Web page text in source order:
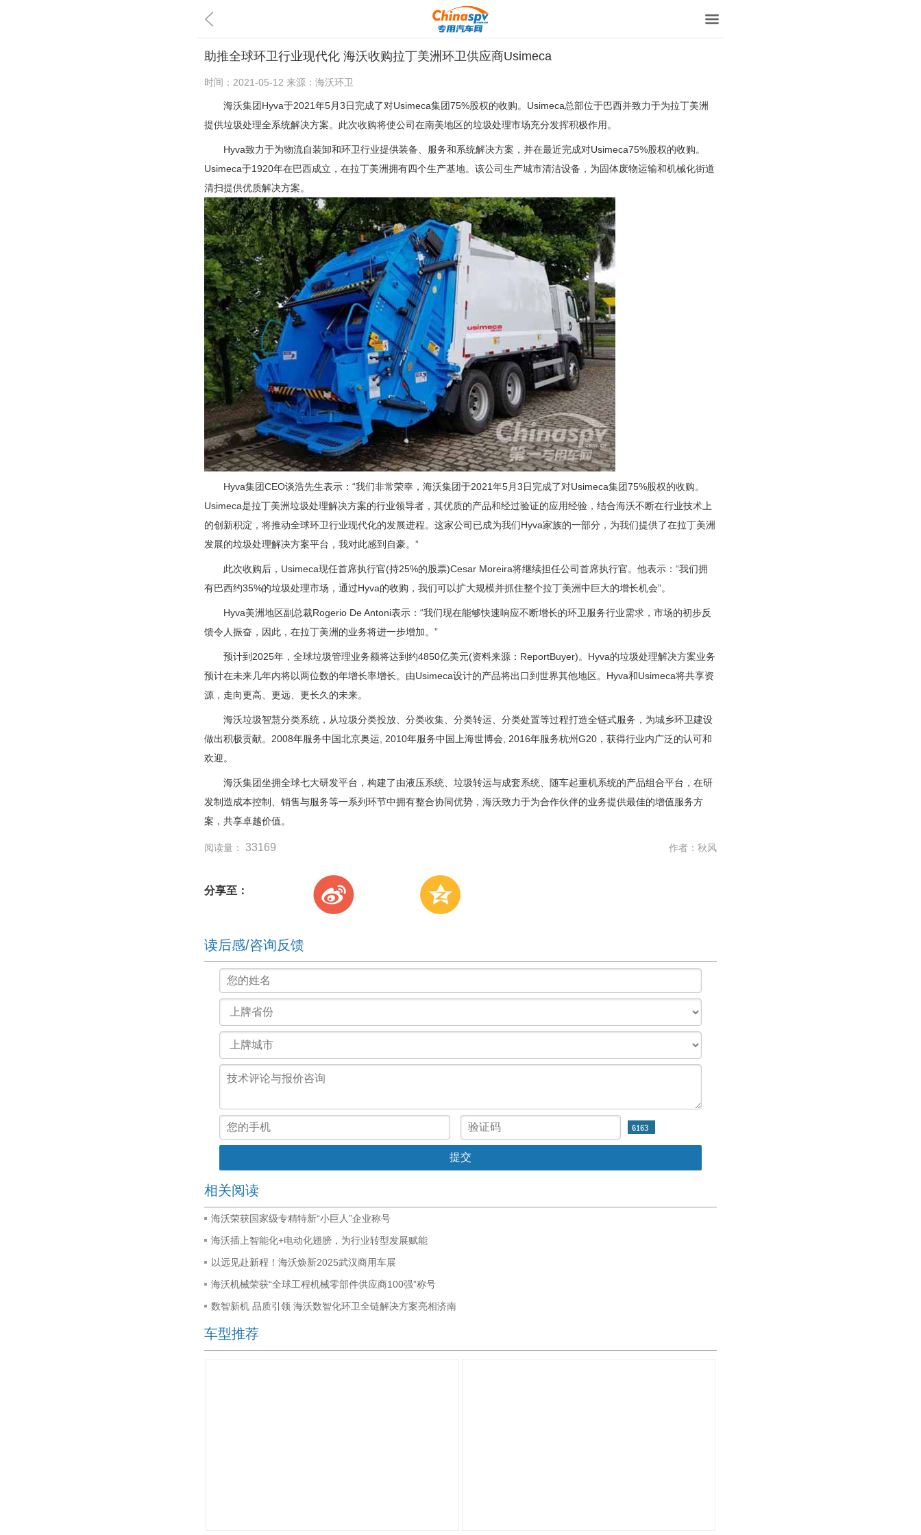
助推全球环卫行业现代化 海沃收购拉丁美洲环卫供应商Usimeca
时间： 2021-05-12 来源： 海沃环卫
海沃集团Hyva于2021年5月3日完成了对Usimeca集团75%股权的收购。Usimeca总部位于巴西并致力于为拉丁美洲
提供垃圾处理全系统解决方案。此次收购将使公司在南美地区的垃圾处理市场充分发挥积极作用。
Hyva致力于为物流自装卸和环卫行业提供装备、服务和系统解决方案，并在最近完成对Usimeca75%股权的收购。
Usimeca于1920年在巴西成立，在拉丁美洲拥有四个生产基地。该公司生产城市清洁设备，为固体废物运输和机械化街道
清扫提供优质解决方案。
Hyva集团CEO谈浩先生表示：“我们非常荣幸，海沃集团于2021年5月3日完成了对Usimeca集团75%股权的收购。
Usimeca是拉丁美洲垃圾处理解决方案的行业领导者，其优质的产品和经过验证的应用经验，结合海沃不断在行业技术上
的创新积淀，将推动全球环卫行业现代化的发展进程。这家公司已成为我们Hyva家族的一部分，为我们提供了在拉丁美洲
发展的垃圾处理解决方案平台，我对此感到自豪。”
此次收购后，Usimeca现任首席执行官(持25%的股票)Cesar Moreira将继续担任公司首席执行官。他表示：“我们拥
有巴西约35%的垃圾处理市场，通过Hyva的收购，我们可以扩大规模并抓住整个拉丁美洲中巨大的增长机会”。
Hyva美洲地区副总裁Rogerio De Antoni表示：“我们现在能够快速响应不断增长的环卫服务行业需求，市场的初步反
馈令人振奋，因此，在拉丁美洲的业务将进一步增加。”
预计到2025年，全球垃圾管理业务额将达到约4850亿美元(资料来源：ReportBuyer)。Hyva的垃圾处理解决方案业务
预计在未来几年内将以两位数的年增长率增长。由Usimeca设计的产品将出口到世界其他地区。Hyva和Usimeca将共享资
源，走向更高、更远、更长久的未来。
海沃垃圾智慧分类系统，从垃圾分类投放、分类收集、分类转运、分类处置等过程打造全链式服务，为城乡环卫建设
做出积极贡献。2008年服务中国北京奥运, 2010年服务中国上海世博会, 2016年服务杭州G20，获得行业内广泛的认可和
欢迎。
海沃集团坐拥全球七大研发平台，构建了由液压系统、垃圾转运与成套系统、随车起重机系统的产品组合平台，在研
发制造成本控制、销售与服务等一系列环节中拥有整合协同优势，海沃致力于为合作伙伴的业务提供最佳的增值服务方
案，共享卓越价值。
阅读量： 33169 作者： 秋风
分享至：
读后感/咨询反馈
相关阅读
海沃荣获国家级专精特新“小巨人”企业称号
海沃插上智能化+电动化翅膀，为行业转型发展赋能
以远见赴新程！海沃焕新2025武汉商用车展
海沃机械荣获“全球工程机械零部件供应商100强”称号
数智新机 品质引领 海沃数智化环卫全链解决方案亮相济南
车型推荐